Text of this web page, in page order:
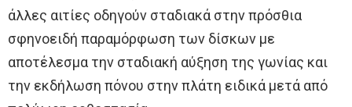
άλλες αιτίες οδηγούν σταδιακά στην πρόσθια
σφηνοειδή παραμόρφωση των δίσκων με
αποτέλεσμα την σταδιακή αύξηση της γωνίας και
την εκδήλωση πόνου στην πλάτη ειδικά μετά από